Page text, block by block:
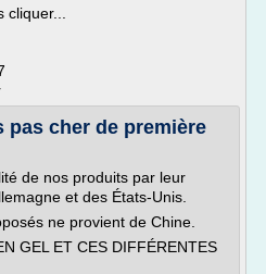
pas cher de première
de nos produits par leur
et des États-Unis.
ne provient de Chine.
GEL ET CES DIFFÉRENTES